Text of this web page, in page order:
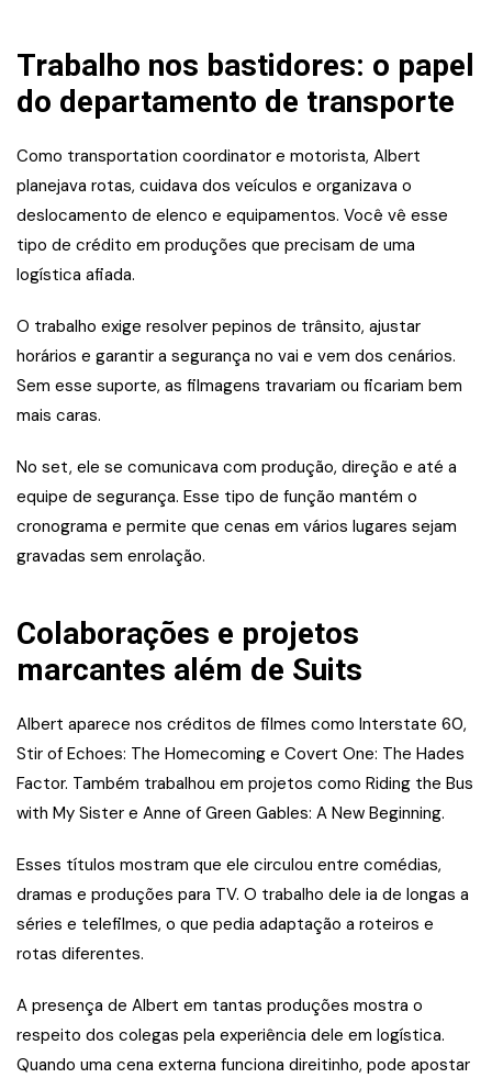
Trabalho nos bastidores: o papel
do departamento de transporte
Como transportation coordinator e motorista, Albert
planejava rotas, cuidava dos veículos e organizava o
deslocamento de elenco e equipamentos. Você vê esse
tipo de crédito em produções que precisam de uma
logística afiada.
O trabalho exige resolver pepinos de trânsito, ajustar
horários e garantir a segurança no vai e vem dos cenários.
Sem esse suporte, as filmagens travariam ou ficariam bem
mais caras.
No set, ele se comunicava com produção, direção e até a
equipe de segurança. Esse tipo de função mantém o
cronograma e permite que cenas em vários lugares sejam
gravadas sem enrolação.
Colaborações e projetos
marcantes além de Suits
Albert aparece nos créditos de filmes como Interstate 60,
Stir of Echoes: The Homecoming e Covert One: The Hades
Factor. Também trabalhou em projetos como Riding the Bus
with My Sister e Anne of Green Gables: A New Beginning.
Esses títulos mostram que ele circulou entre comédias,
dramas e produções para TV. O trabalho dele ia de longas a
séries e telefilmes, o que pedia adaptação a roteiros e
rotas diferentes.
A presença de Albert em tantas produções mostra o
respeito dos colegas pela experiência dele em logística.
Quando uma cena externa funciona direitinho, pode apostar